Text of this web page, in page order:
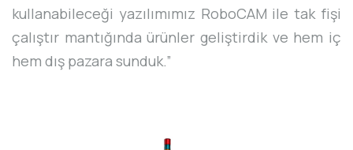
kullanabileceği yazılımımız RoboCAM ile tak fişi
çalıştır mantığında ürünler geliştirdik ve hem iç
hem dış pazara sunduk.”